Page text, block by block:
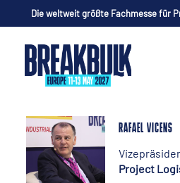
Die weltweit größte Fachmesse für
RAFAEL VICENS
Project